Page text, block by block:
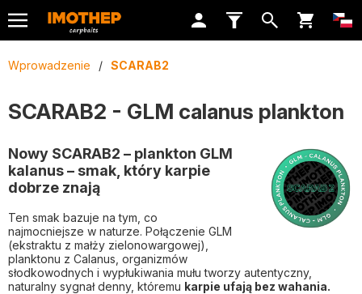
Wprowadzenie / SCARAB2
SCARAB2 - GLM calanus plankton
Nowy SCARAB2 – plankton GLM
kalanus – smak, który karpie
dobrze znają
Ten smak bazuje na tym, co
najmocniejsze w naturze. Połączenie GLM
(ekstraktu z małży zielonowargowej),
planktonu z Calanus, organizmów
słodkowodnych i wypłukiwania mułu tworzy autentyczny,
naturalny sygnał denny, któremu karpie ufają bez wahania.